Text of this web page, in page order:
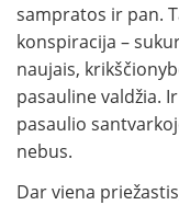
sampratos ir pan.
konspiracija –
naujais,
pasauline valdžia.
pasaulio
nebus.
Dar viena